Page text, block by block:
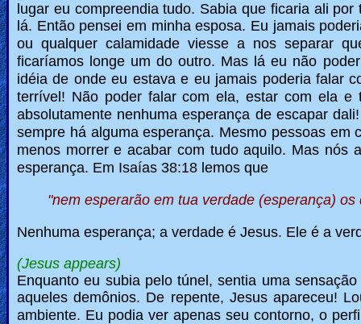
lugar eu compreendia tudo. Sabia que ficaria ali
lá. Então pensei em minha esposa. Eu jamais
ou qualquer calamidade viesse a nos separar
ficaríamos longe um do outro. Mas lá eu não
idéia de onde eu estava e eu jamais poderia falar
terrível! Não poder falar com ela, estar com ela
absolutamente nenhuma esperança de escapar
sempre há alguma esperança. Mesmo pessoas
menos morrer e acabar com tudo aquilo. Mas nós
esperança. Em Isaías 38:18 lemos que
"nem esperarão em tua verdade (esperança)
Nenhuma esperança; a verdade é Jesus. Ele é a
(Jesus appears)
Enquanto eu subia pelo túnel, sentia uma
aqueles demônios. De repente, Jesus apareceu!
ambiente. Eu podia ver apenas seu contorno, o